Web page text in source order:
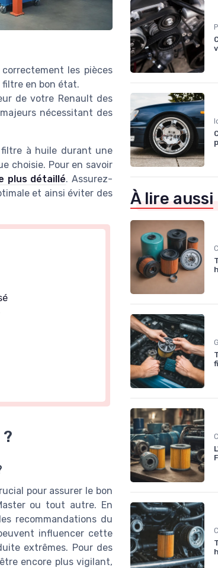
les pièces
en bon état.
de votre Renault des
nécessitant des
à huile durant une
choisie. Pour en savoir
plus détaillé. Assurez-
et ainsi éviter des
pour assurer le bon
ou tout autre. En
recommandations du
influencer cette
extrêmes. Pour des
encore plus vigilant,
À lire aussi